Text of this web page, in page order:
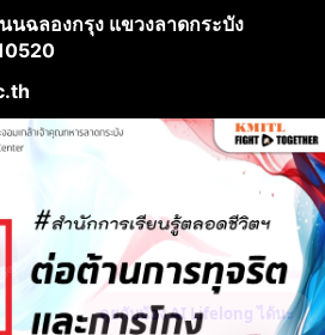
นฉลองกรุง แขวงลาดกระบัง